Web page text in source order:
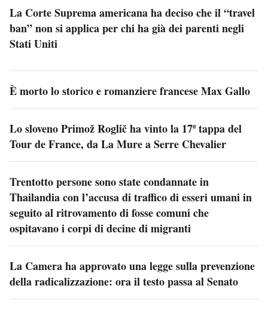
La Corte Suprema americana ha deciso che il “travel
ban” non si applica per chi ha già dei parenti negli
Stati Uniti
È morto lo storico e romanziere francese Max Gallo
Lo sloveno Primož Roglič ha vinto la 17ª tappa del
Tour de France, da La Mure a Serre Chevalier
Trentotto persone sono state condannate in
Thailandia con l’accusa di traffico di esseri umani in
seguito al ritrovamento di fosse comuni che
ospitavano i corpi di decine di migranti
La Camera ha approvato una legge sulla prevenzione
della radicalizzazione: ora il testo passa al Senato